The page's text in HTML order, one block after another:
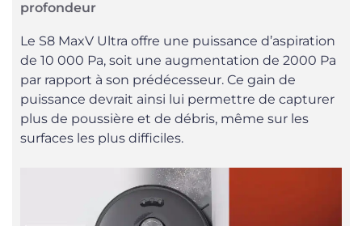
profondeur
Le S8 MaxV Ultra offre une puissance d’aspiration
de 10 000 Pa, soit une augmentation de 2000 Pa
par rapport à son prédécesseur. Ce gain de
puissance devrait ainsi lui permettre de capturer
plus de poussière et de débris, même sur les
surfaces les plus difficiles.